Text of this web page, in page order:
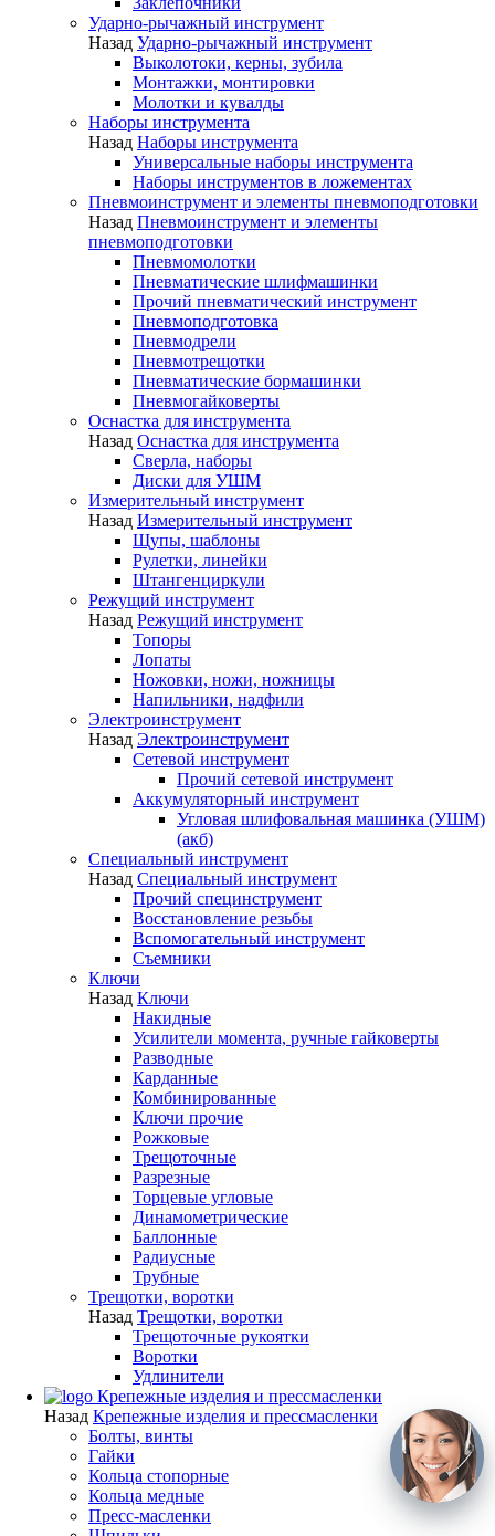
Ударно-рычажный инструмент
Назад Ударно-рычажный инструмент
Выколотоки, керны, зубила
Монтажки, монтировки
Молотки и кувалды
Наборы инструмента
Назад Наборы инструмента
Универсальные наборы инструмента
Наборы инструментов в ложементах
Пневмоинструмент и элементы пневмоподготовки
Назад Пневмоинструмент и элементы
пневмоподготовки
Пневмомолотки
Пневматические шлифмашинки
Прочий пневматический инструмент
Пневмоподготовка
Пневмодрели
Пневмотрещотки
Пневматические бормашинки
Пневмогайковерты
Оснастка для инструмента
Назад Оснастка для инструмента
Сверла, наборы
Диски для УШМ
Измерительный инструмент
Назад Измерительный инструмент
Щупы, шаблоны
Рулетки, линейки
Штангенциркули
Режущий инструмент
Назад Режущий инструмент
Топоры
Лопаты
Ножовки, ножи, ножницы
Напильники, надфили
Электроинструмент
Назад Электроинструмент
Сетевой инструмент
Прочий сетевой инструмент
Аккумуляторный инструмент
Угловая шлифовальная машинка (УШМ)
(акб)
Специальный инструмент
Назад Специальный инструмент
Прочий специнструмент
Восстановление резьбы
Вспомогательный инструмент
Съемники
Ключи
Назад Ключи
Накидные
Усилители момента, ручные гайковерты
Разводные
Карданные
Комбинированные
Ключи прочие
Рожковые
Трещоточные
Разрезные
Торцевые угловые
Динамометрические
Баллонные
Радиусные
Трубные
Трещотки, воротки
Назад Трещотки, воротки
Трещоточные рукоятки
Воротки
Удлинители
Крепежные изделия и прессмасленки
Назад Крепежные изделия и прессмасленки
Болты, винты
Гайки
Кольца стопорные
Кольца медные
Пресс-масленки